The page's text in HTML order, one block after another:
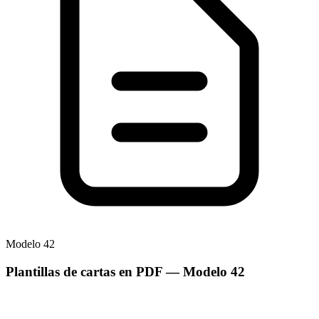
Modelo 42
Plantillas de cartas en PDF— Modelo 42